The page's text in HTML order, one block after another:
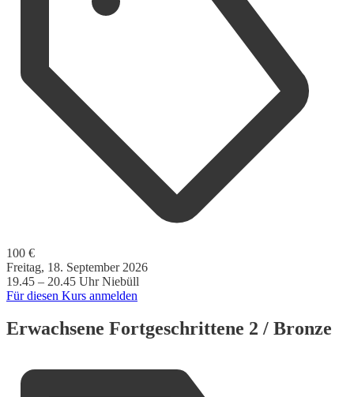
100 €
Freitag, 18. September 2026
19.45 – 20.45 Uhr Niebüll
Für diesen Kurs anmelden
Erwachsene Fortgeschrittene 2 / Bronze